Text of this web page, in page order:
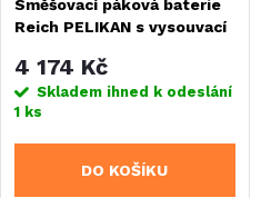
Směšovací páková baterie
Reich PELIKAN s vysouvací
4 174 Kč
Skladem ihned k odeslání
1 ks
DO KOŠÍKU